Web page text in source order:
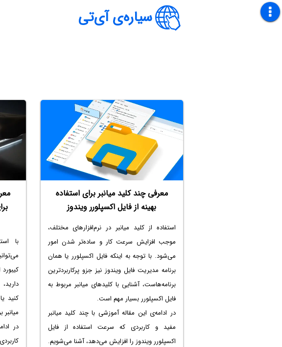
سیاره‌ی آی‌تی
معرفی چند کلید میانبر برای استفاده
بهینه از فایل اکسپلورر ویندوز
استفاده از کلید میانبر در نرم‌افزارهای مختلف،
موجب افزایش سرعت کار و ساده‌تر شدن امور
می‌شود. با توجه به اینکه فایل اکسپلورر یا همان
برنامه مدیریت فایل ویندوز نیز جزو پرکاربردترین
برنامه‌هاست، آشنایی با کلیدهای میانبر مربوط به
فایل اکسپلورر بسیار مهم است.
در ادامه‌ی این مقاله آموزشی با چند کلید میانبر
مفید و کاربردی که سرعت استفاده از فایل
اکسپلورر ویندوز را افزایش می‌دهد، آشنا می‌شویم.
کنید